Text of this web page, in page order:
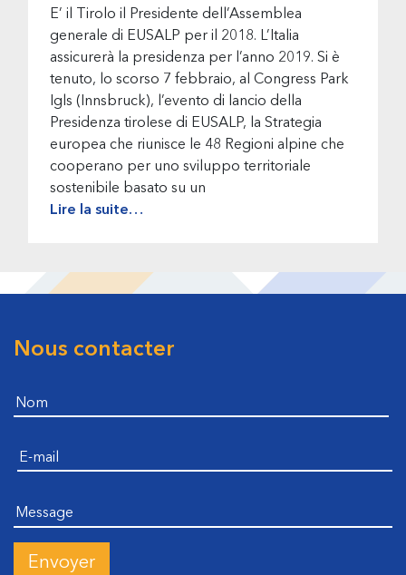
E’ il Tirolo il Presidente dell’Assemblea
generale di EUSALP per il 2018. L’Italia
assicurerà la presidenza per l’anno 2019. Si è
tenuto, lo scorso 7 febbraio, al Congress Park
Igls (Innsbruck), l’evento di lancio della
Presidenza tirolese di EUSALP, la Strategia
europea che riunisce le 48 Regioni alpine che
cooperano per uno sviluppo territoriale
sostenibile basato su un
Lire la suite…
Footer
Nous contacter